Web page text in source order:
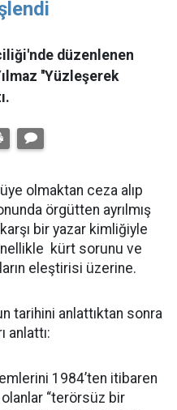
düzenlenen
''Yüzleşerek
olmaktan ceza alıp
örgütten ayrılmış
bir yazar kimliğiyle
kürt sorunu ve
eleştirisi üzerine.
tarihini anlattıktan sonra
anlattı:
1984’ten itibaren
olanlar “terörsüz bir